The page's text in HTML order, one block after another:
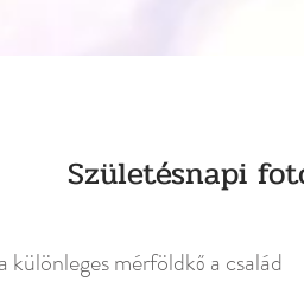
Születésnapi
különleges mérföldkő a család